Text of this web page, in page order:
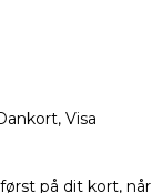
Visa
på dit kort, når